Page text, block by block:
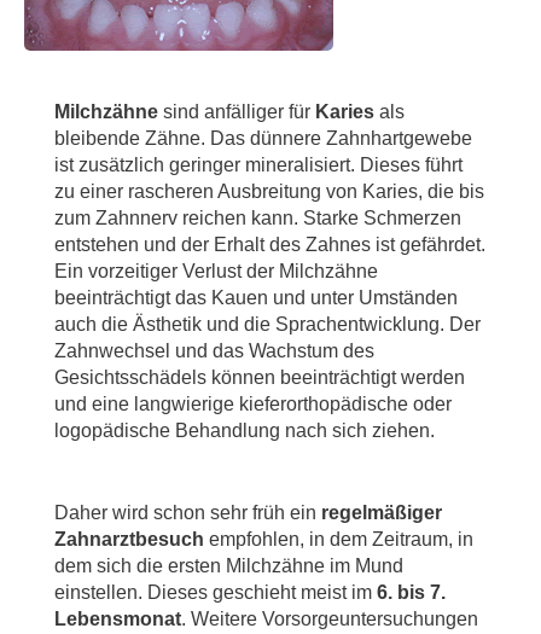
Milchzähne sind anfälliger für Karies als
bleibende Zähne. Das dünnere Zahnhartgewebe
ist zusätzlich geringer mineralisiert. Dieses führt
zu einer rascheren Ausbreitung von Karies, die bis
zum Zahnnerv reichen kann. Starke Schmerzen
entstehen und der Erhalt des Zahnes ist gefährdet.
Ein vorzeitiger Verlust der Milchzähne
beeinträchtigt das Kauen und unter Umständen
auch die Ästhetik und die Sprachentwicklung. Der
Zahnwechsel und das Wachstum des
Gesichtsschädels können beeinträchtigt werden
und eine langwierige kieferorthopädische oder
logopädische Behandlung nach sich ziehen.
Daher wird schon sehr früh ein regelmäßiger
Zahnarztbesuch empfohlen, in dem Zeitraum, in
dem sich die ersten Milchzähne im Mund
einstellen. Dieses geschieht meist im 6. bis 7.
Lebensmonat. Weitere Vorsorgeuntersuchungen